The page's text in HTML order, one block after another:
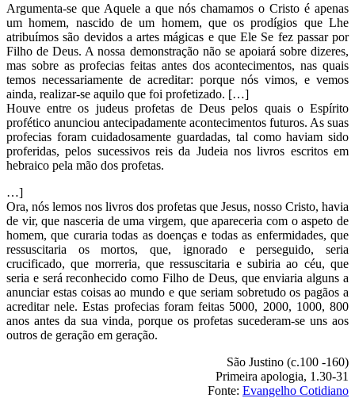
Argumenta-se que Aquele a que nós chamamos o Cristo é apenas
um homem, nascido de um homem, que os prodígios que Lhe
atribuímos são devidos a artes mágicas e que Ele Se fez passar por
Filho de Deus. A nossa demonstração não se apoiará sobre dizeres,
mas sobre as profecias feitas antes dos acontecimentos, nas quais
temos necessariamente de acreditar: porque nós vimos, e vemos
ainda, realizar-se aquilo que foi profetizado. […]
Houve entre os judeus profetas de Deus pelos quais o Espírito
profético anunciou antecipadamente acontecimentos futuros. As suas
profecias foram cuidadosamente guardadas, tal como haviam sido
proferidas, pelos sucessivos reis da Judeia nos livros escritos em
hebraico pela mão dos profetas.
…]
Ora, nós lemos nos livros dos profetas que Jesus, nosso Cristo, havia
de vir, que nasceria de uma virgem, que apareceria com o aspeto de
homem, que curaria todas as doenças e todas as enfermidades, que
ressuscitaria os mortos, que, ignorado e perseguido, seria
crucificado, que morreria, que ressuscitaria e subiria ao céu, que
seria e será reconhecido como Filho de Deus, que enviaria alguns a
anunciar estas coisas ao mundo e que seriam sobretudo os pagãos a
acreditar nele. Estas profecias foram feitas 5000, 2000, 1000, 800
anos antes da sua vinda, porque os profetas sucederam-se uns aos
outros de geração em geração.
São Justino (c.100 -160)
Primeira apologia, 1.30-31
Fonte: Evangelho Cotidiano